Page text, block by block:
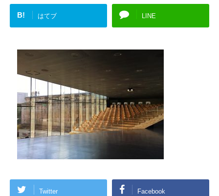
B! はてブ LINE
Twitter Facebook